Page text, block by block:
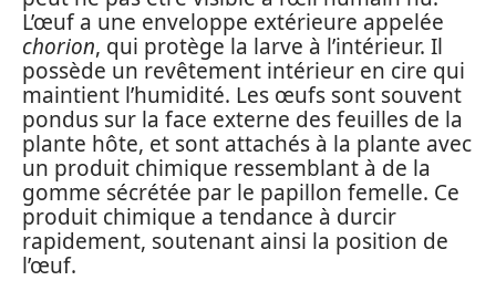
L’œuf a une enveloppe extérieure appelée
chorion, qui protège la larve à l’intérieur. Il
possède un revêtement intérieur en cire qui
maintient l’humidité. Les œufs sont souvent
pondus sur la face externe des feuilles de la
plante hôte, et sont attachés à la plante avec
un produit chimique ressemblant à de la
gomme sécrétée par le papillon femelle. Ce
produit chimique a tendance à durcir
rapidement, soutenant ainsi la position de
l’œuf.